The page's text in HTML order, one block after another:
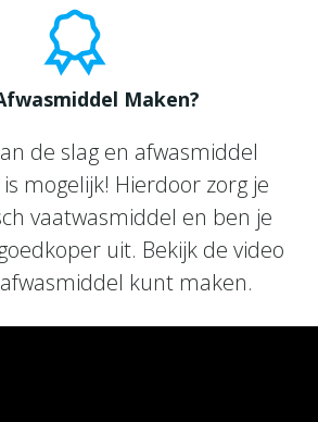
Maken?
de slag en afwasmiddel
mogelijk! Hierdoor zorg je
vaatwasmiddel en ben je
uit. Bekijk de video
kunt maken.